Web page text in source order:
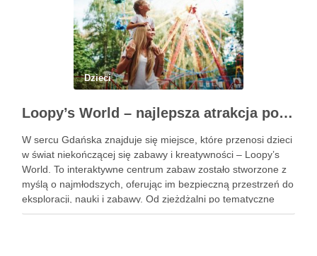
Dzieci
Loopy’s World – najlepsza atrakcja pod dachem dla dzieci w Gdańsku
W sercu Gdańska znajduje się miejsce, które przenosi dzieci
w świat niekończącej się zabawy i kreatywności – Loopy’s
World. To interaktywne centrum zabaw zostało stworzone z
myślą o najmłodszych, oferując im bezpieczną przestrzeń do
eksploracji, nauki i zabawy. Od zjeżdżalni po tematyczne
strefy, Loopy’s World zaspokaja różnorodne potrzeby dzieci,